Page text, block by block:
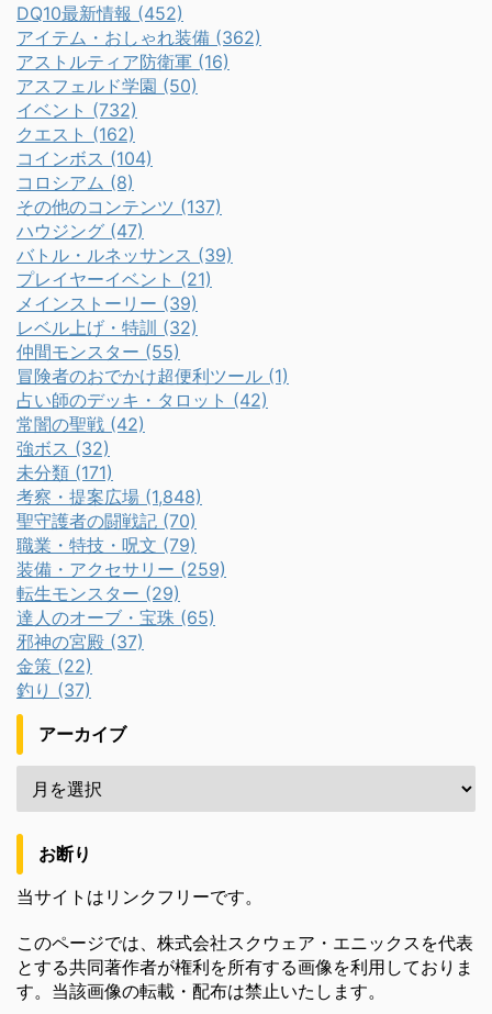
DQ10最新情報 (452)
アイテム・おしゃれ装備 (362)
アストルティア防衛軍 (16)
アスフェルド学園 (50)
イベント (732)
クエスト (162)
コインボス (104)
コロシアム (8)
その他のコンテンツ (137)
ハウジング (47)
バトル・ルネッサンス (39)
プレイヤーイベント (21)
メインストーリー (39)
レベル上げ・特訓 (32)
仲間モンスター (55)
冒険者のおでかけ超便利ツール (1)
占い師のデッキ・タロット (42)
常闇の聖戦 (42)
強ボス (32)
未分類 (171)
考察・提案広場 (1,848)
聖守護者の闘戦記 (70)
職業・特技・呪文 (79)
装備・アクセサリー (259)
転生モンスター (29)
達人のオーブ・宝珠 (65)
邪神の宮殿 (37)
金策 (22)
釣り (37)
アーカイブ
お断り
当サイトはリンクフリーです。
このページでは、株式会社スクウェア・エニックスを代表
とする共同著作者が権利を所有する画像を利用しておりま
す。当該画像の転載・配布は禁止いたします。